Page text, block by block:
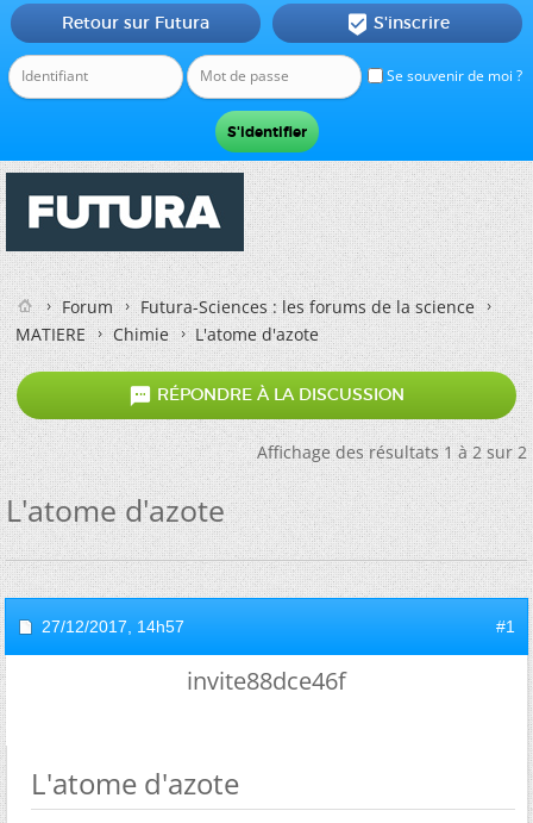
Se souvenir de moi ?
Retour sur Futura  S'inscrire
Forum
Futura-Sciences : les forums de la science
MATIERE
Chimie L'atome d'azote
 RÉPONDRE À LA DISCUSSION
Affichage des résultats 1 à 2 sur 2
L'atome d'azote
27/12/2017, 14h57 #1
invite88dce46f
L'atome d'azote